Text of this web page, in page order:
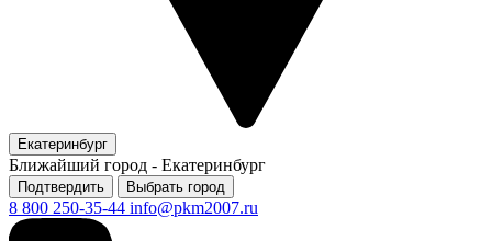
Екатеринбург
Ближайший город - Екатеринбург
Подтвердить Выбрать город
8 800 250-35-44 info@pkm2007.ru